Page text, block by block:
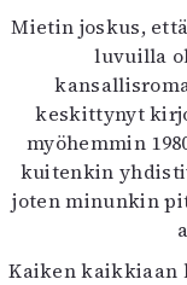
Mietin joskus,
luvuilla
keskittynyt
myöhemmin
kuitenkin
joten minunkin
Kaiken kaikkiaan